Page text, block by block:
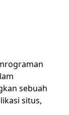
sebuah
situs,